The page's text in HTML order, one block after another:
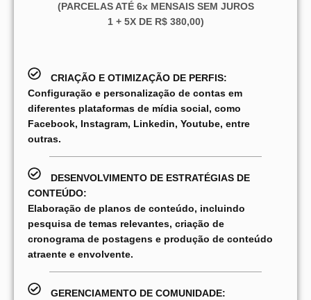
(PARCELAS ATÉ 6x MENSAIS SEM JUROS
1 + 5X DE R$ 380,00)
CRIAÇÃO E OTIMIZAÇÃO DE PERFIS:
Configuração e personalização de contas em
diferentes plataformas de mídia social, como
Facebook, Instagram, Linkedin, Youtube, entre
outras.
DESENVOLVIMENTO DE ESTRATÉGIAS DE
CONTEÚDO:
Elaboração de planos de conteúdo, incluindo
pesquisa de temas relevantes, criação de
cronograma de postagens e produção de conteúdo
atraente e envolvente.
GERENCIAMENTO DE COMUNIDADE: